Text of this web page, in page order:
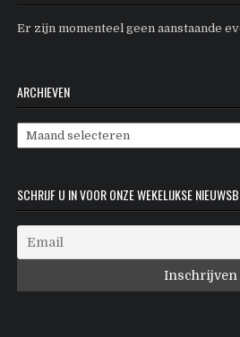
Er zijn momenteel geen aanstaande
ARCHIEVEN
Archieven
SCHRIJF U IN VOOR ONZE WEKELIJKSE